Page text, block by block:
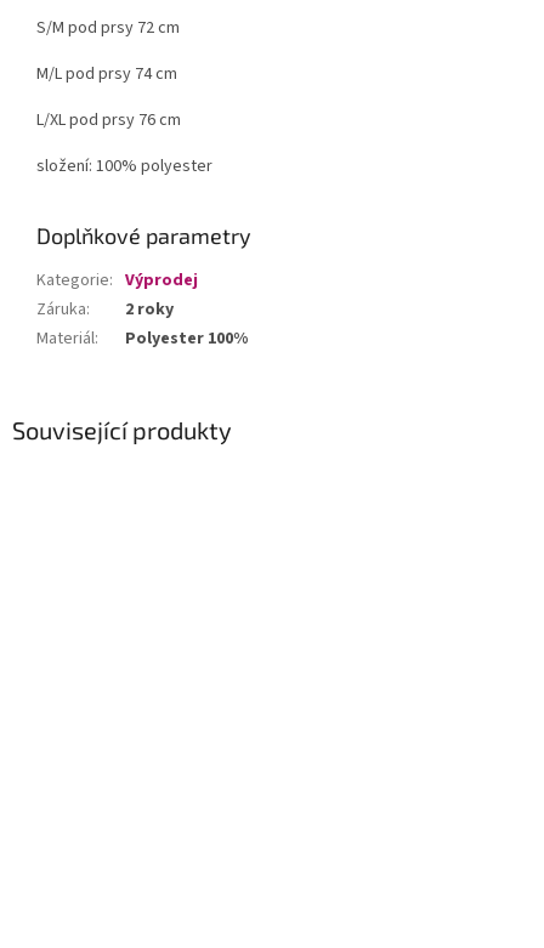
Související produkty
S/M pod prsy 72 cm
M/L pod prsy 74 cm
L/XL pod prsy 76 cm
složení: 100% polyester
Doplňkové parametry
Kategorie: Výprodej
Záruka:
2 roky
Materiál: Polyester 100%